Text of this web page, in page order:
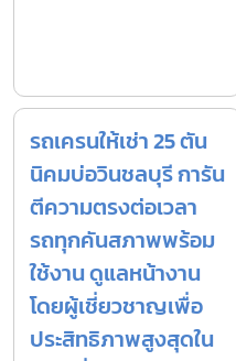
รถเครนให้เช่า 25 ตัน
นิคมบ่อวินชลบุรี การัน
ตีความตรงต่อเวลา
รถทุกคันสภาพพร้อม
ใช้งาน ดูแลหน้างาน
โดยผู้เชี่ยวชาญเพื่อ
ประสิทธิภาพสูงสุดใน